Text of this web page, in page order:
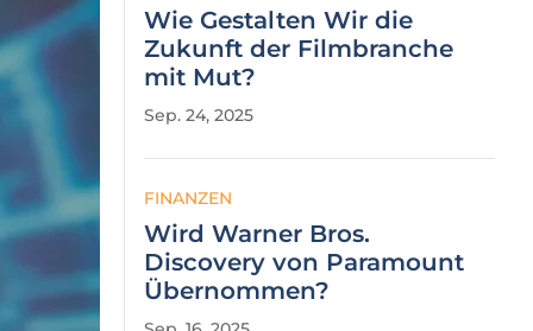
Wie Gestalten Wir die
Zukunft der Filmbranche
mit Mut?
Sep. 24, 2025
FINANZEN
Wird Warner Bros.
Discovery von Paramount
Übernommen?